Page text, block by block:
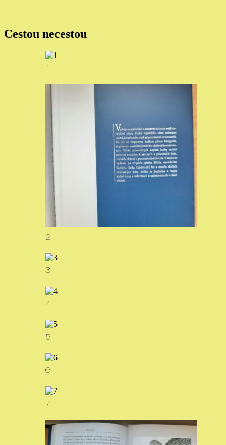
Cestou necestou
1
2
3
4
5
6
7